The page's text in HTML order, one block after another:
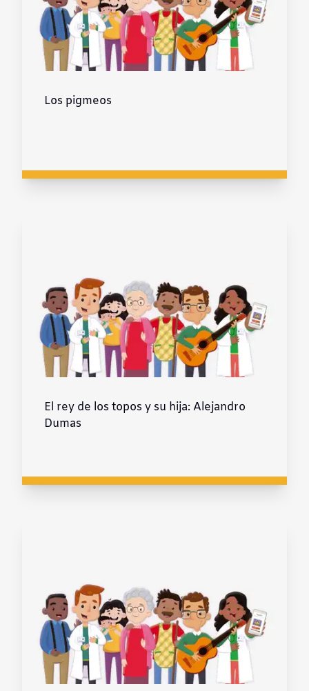
Los pigmeos
El rey de los topos y su hija: Alejandro
Dumas